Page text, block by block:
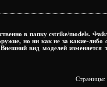
в папку cstrike/models.
но ни как не за какие-либо
вид моделей изменяется
Страницы: